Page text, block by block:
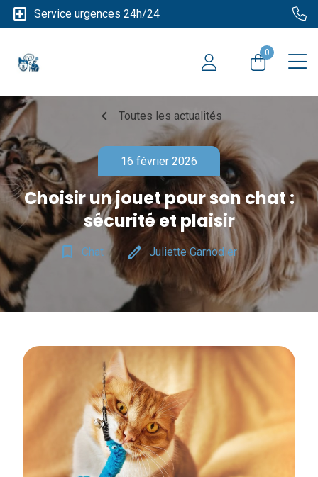
local_hospital Service urgences 24h/24
0
chevron_left Toutes les actualités
16 février 2026
Choisir un jouet pour son chat :
sécurité et plaisir
bookmark_border Chat edit Juliette Garnodier